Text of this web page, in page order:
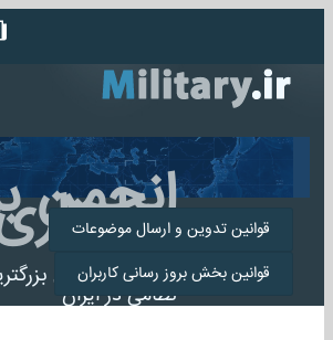
انجمن
میلیتاری
انجمن میلیتاری
نظامی در ایران
قوانین تدوین و ارسال موضوعات
قوانین بخش بروز رسانی کاربران